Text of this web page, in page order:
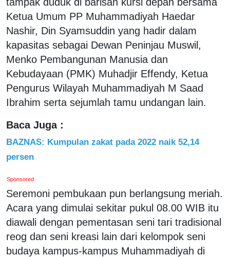
Ketua Umum PP Muhammadiyah Haedar
Nashir, Din Syamsuddin yang hadir dalam
kapasitas sebagai Dewan Peninjau Muswil,
Menko Pembangunan Manusia dan
Kebudayaan (PMK) Muhadjir Effendy, Ketua
Pengurus Wilayah Muhammadiyah M Saad
Ibrahim serta sejumlah tamu undangan lain.
Baca Juga :
BAZNAS: Kumpulan zakat pada 2022 naik 52,14
persen
Sponsored
Seremoni pembukaan pun berlangsung meriah.
Acara yang dimulai sekitar pukul 08.00 WIB itu
diawali dengan pementasan seni tari tradisional
reog dan seni kreasi lain dari kelompok seni
budaya kampus-kampus Muhammadiyah di